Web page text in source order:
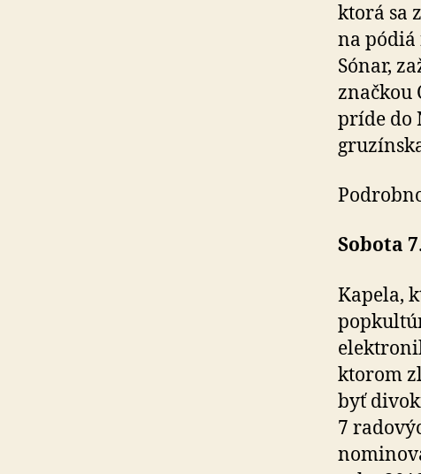
ktorá sa
na pódiá
Sónar,
značkou
príde do
Sobota
Kapela,
ktorom
byť
7